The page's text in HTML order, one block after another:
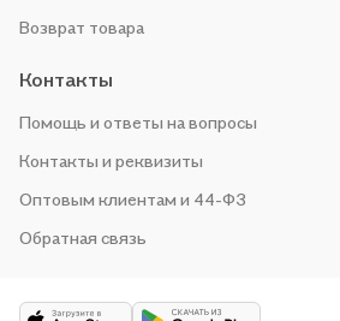
Возврат товара
Контакты
Помощь и ответы на вопросы
Контакты и реквизиты
Оптовым клиентам и 44-ФЗ
Обратная связь